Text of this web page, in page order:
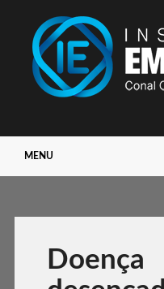
Main menu
MENU
Doença